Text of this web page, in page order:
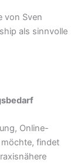
von Sven
als sinnvolle
Online-
findet